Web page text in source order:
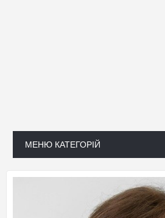
МЕНЮ КАТЕГОРІЙ